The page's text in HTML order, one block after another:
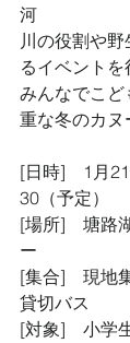
河
川の役割や
るイベントを
みんなでこ
重な冬のカヌ
[日時]　1月
30（予定）
[場所]　塘路
ー
[集合]　現地
貸切バス
[対象]　小学